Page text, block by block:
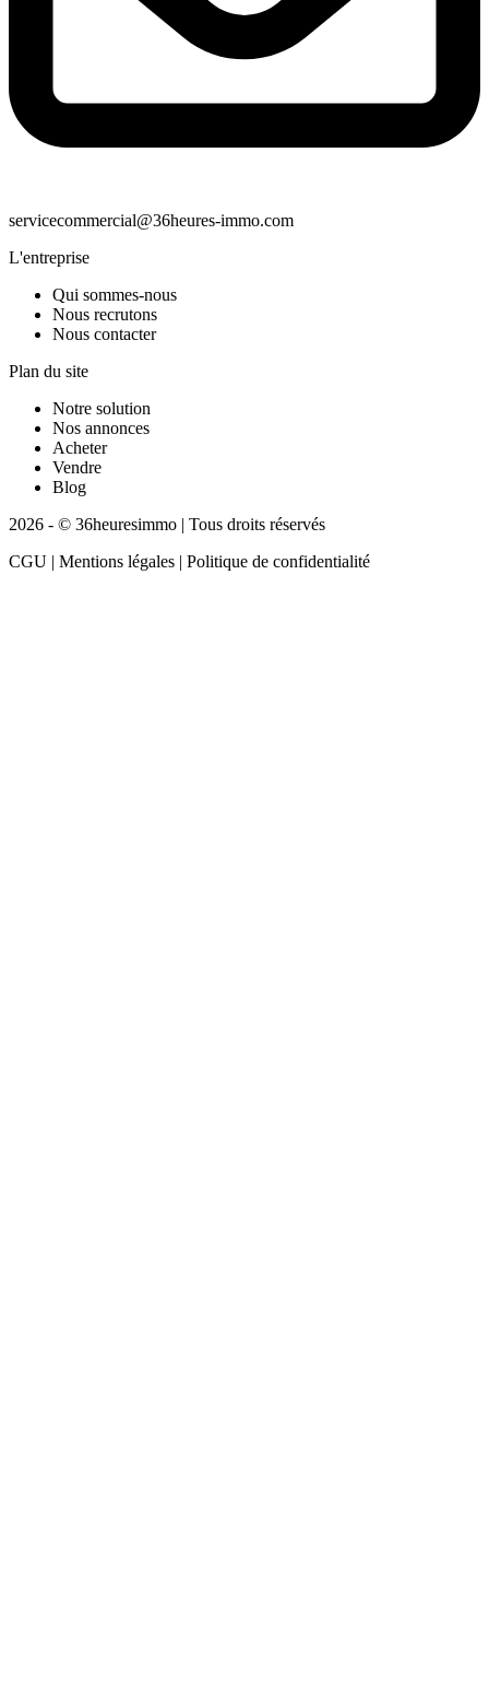
servicecommercial@36heures-immo.com
L'entreprise
Qui sommes-nous
Nous recrutons
Nous contacter
Plan du site
Notre solution
Nos annonces
Acheter
Vendre
Blog
2026 - © 36heuresimmo | Tous droits réservés
CGU | Mentions légales | Politique de confidentialité